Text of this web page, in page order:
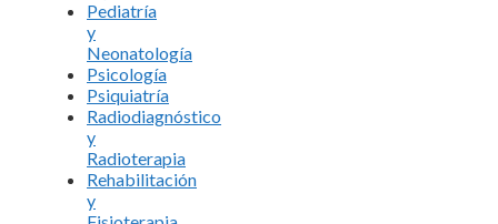
Pediatría
y
Neonatología
Psicología
Psiquiatría
Radiodiagnóstico
y
Radioterapia
Rehabilitación
y